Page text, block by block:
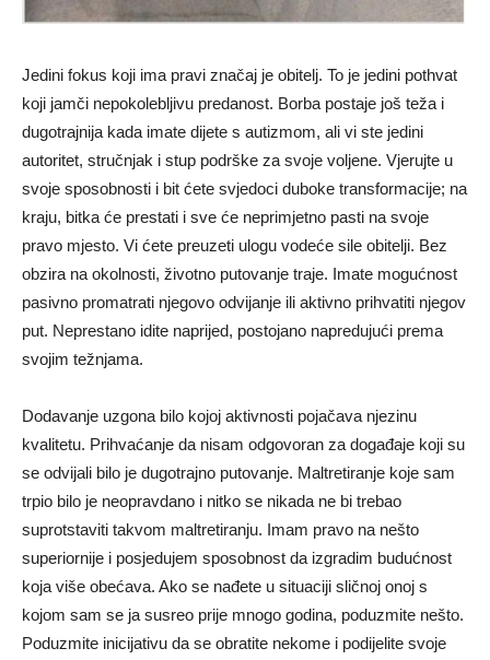
Jedini fokus koji ima pravi značaj je obitelj. To je jedini pothvat
koji jamči nepokolebljivu predanost. Borba postaje još teža i
dugotrajnija kada imate dijete s autizmom, ali vi ste jedini
autoritet, stručnjak i stup podrške za svoje voljene. Vjerujte u
svoje sposobnosti i bit ćete svjedoci duboke transformacije; na
kraju, bitka će prestati i sve će neprimjetno pasti na svoje
pravo mjesto. Vi ćete preuzeti ulogu vodeće sile obitelji. Bez
obzira na okolnosti, životno putovanje traje. Imate mogućnost
pasivno promatrati njegovo odvijanje ili aktivno prihvatiti njegov
put. Neprestano idite naprijed, postojano napredujući prema
svojim težnjama.
Dodavanje uzgona bilo kojoj aktivnosti pojačava njezinu
kvalitetu. Prihvaćanje da nisam odgovoran za događaje koji su
se odvijali bilo je dugotrajno putovanje. Maltretiranje koje sam
trpio bilo je neopravdano i nitko se nikada ne bi trebao
suprotstaviti takvom maltretiranju. Imam pravo na nešto
superiornije i posjedujem sposobnost da izgradim budućnost
koja više obećava. Ako se nađete u situaciji sličnoj onoj s
kojom sam se ja susreo prije mnogo godina, poduzmite nešto.
Poduzmite inicijativu da se obratite nekome i podijelite svoje